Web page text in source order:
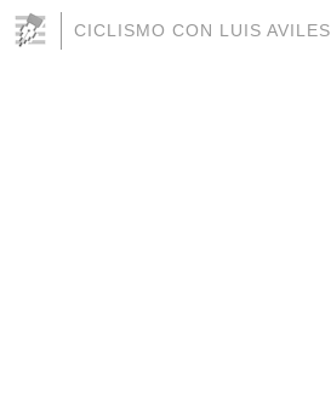
CICLISMO CON LUIS AVILES